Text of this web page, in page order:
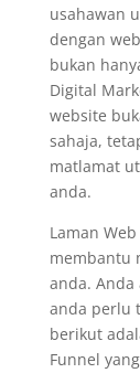
usahawan
dengan
bukan
Digital
website
sahaja,
matlamat
anda.
Laman
membantu
anda. Anda
anda perlu
berikut
Funnel